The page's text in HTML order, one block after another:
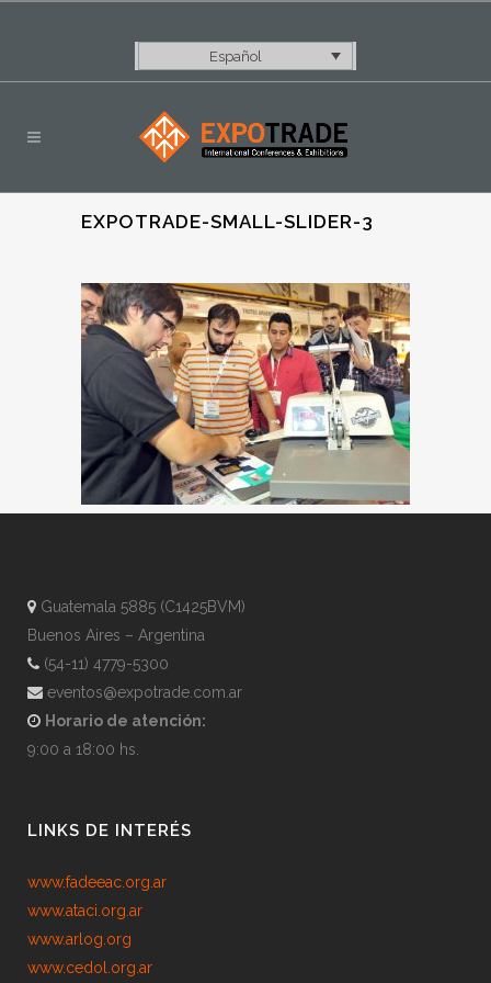
Español
EXPOTRADE-SMALL-SLIDER-3
Guatemala 5885 (C1425BVM)
Buenos Aires – Argentina
(54-11) 4779-5300
eventos@expotrade.com.ar
Horario de atención:
9:00 a 18:00 hs.
LINKS DE INTERÉS
www.fadeeac.org.ar
www.ataci.org.ar
www.arlog.org
www.cedol.org.ar